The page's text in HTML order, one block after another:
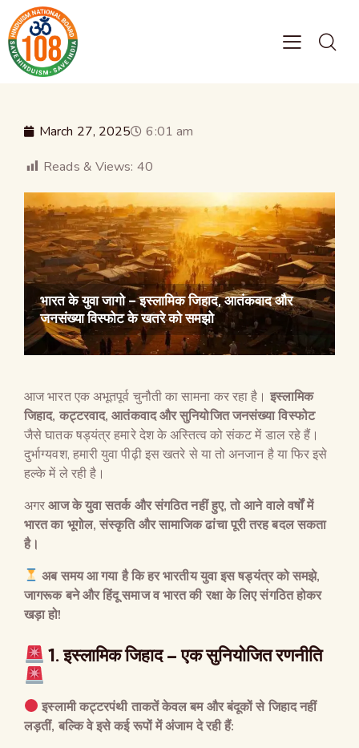
March 27, 2025
6:01 am
Reads & Views: 40
भारत के युवा जागो – इस्लामिक जिहाद, आतंकवाद और
जनसंख्या विस्फोट के खतरे को समझो
आज भारत एक अभूतपूर्व चुनौती का सामना कर रहा है। इस्लामिक
जिहाद, कट्टरवाद,आतंकवाद और सुनियोजित जनसंख्या विस्फोट
जैसे घातक षड्यंत्र हमारे देश के अस्तित्व को संकट में डाल रहे हैं।
दुर्भाग्यवश, हमारी युवा पीढ़ी इस खतरे से या तो अनजान है या फिर इसे
हल्के में ले रही है।
अगरआज के युवा सतर्क और संगठित नहीं हुए,तो आने वाले वर्षों में
भारत का भूगोल,संस्कृति और सामाजिक ढांचा पूरी तरह बदल सकता
है।
अब समय आ गया है कि हर भारतीय युवा इस षड्यंत्र को समझे,
जागरूक बने और हिंदू समाज व भारत की रक्षा के लिए संगठित होकर
खड़ा हो!
1.इस्लामिक जिहाद–एक सुनियोजित रणनीति
इस्लामी कट्टरपंथी ताकतें केवल बम और बंदूकों से जिहाद नहीं
लड़तीं, बल्कि वे इसे कई रूपों में अंजाम दे रही हैं: